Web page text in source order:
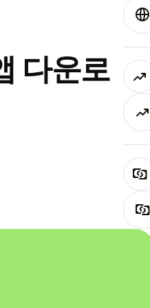
다운로